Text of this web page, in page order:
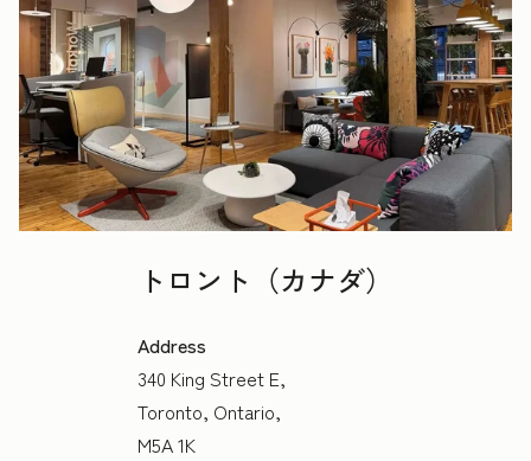
トロント（カナダ）
Address
340 King Street E,
Toronto, Ontario,
M5A 1K